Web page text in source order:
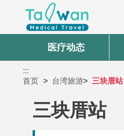
医疗动态
:::
首页
台湾旅游 三块厝站
三块厝站